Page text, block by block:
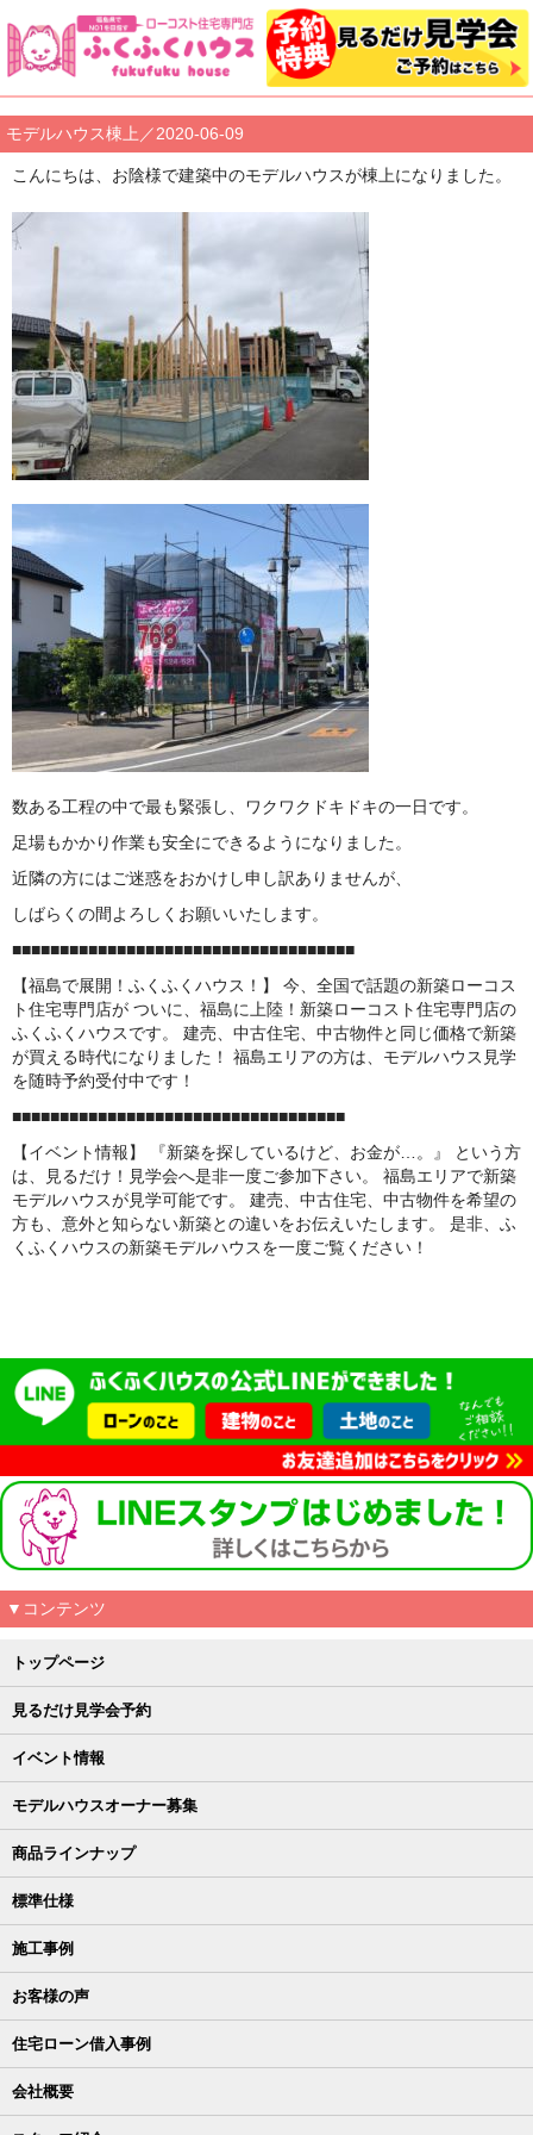
モデルハウス棟上／2020-06-09
こんにちは、お陰様で建築中のモデルハウスが棟上になりました。
数ある工程の中で最も緊張し、ワクワクドキドキの一日です。
足場もかかり作業も安全にできるようになりました。
近隣の方にはご迷惑をおかけし申し訳ありませんが、
しばらくの間よろしくお願いいたします。
■■■■■■■■■■■■■■■■■■■■■■■■■■■■■■■■■■■■
【福島で展開！ふくふくハウス！】 今、全国で話題の新築ローコス
ト住宅専門店が ついに、福島に上陸！新築ローコスト住宅専門店の
ふくふくハウスです。 建売、中古住宅、中古物件と同じ価格で新築
が買える時代になりました！ 福島エリアの方は、モデルハウス見学
を随時予約受付中です！
■■■■■■■■■■■■■■■■■■■■■■■■■■■■■■■■■■■
【イベント情報】 『新築を探しているけど、お金が…。』 という方
は、見るだけ！見学会へ是非一度ご参加下さい。 福島エリアで新築
モデルハウスが見学可能です。 建売、中古住宅、中古物件を希望の
方も、意外と知らない新築との違いをお伝えいたします。 是非、ふ
くふくハウスの新築モデルハウスを一度ご覧ください！
▼コンテンツ
トップページ
見るだけ見学会予約
イベント情報
モデルハウスオーナー募集
商品ラインナップ
標準仕様
施工事例
お客様の声
住宅ローン借入事例
会社概要